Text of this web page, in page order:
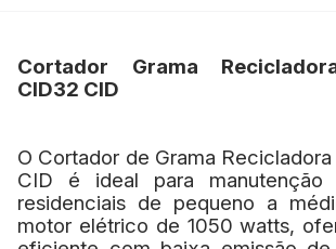
Cortador Grama
CID32 CID
O Cortador de Grama
CID é ideal para manutenção
residenciais de pequeno a
motor elétrico de 1050 watts,